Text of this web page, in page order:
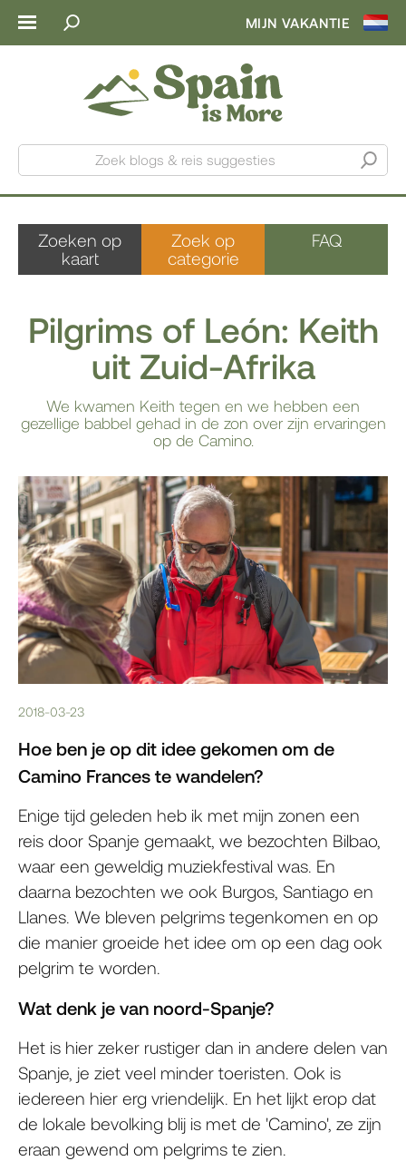
MIJN VAKANTIE
Zoek blogs & reis suggesties
Zoeken op
kaart
Zoek op
categorie
FAQ
Pilgrims of León: Keith
uit Zuid-Afrika
We kwamen Keith tegen en we hebben een
gezellige babbel gehad in de zon over zijn ervaringen
op de Camino.
2018-03-23
Hoe ben je op dit idee gekomen om de
Camino Frances te wandelen?
Enige tijd geleden heb ik met mijn zonen een
reis door Spanje gemaakt, we bezochten Bilbao,
waar een geweldig muziekfestival was. En
daarna bezochten we ook Burgos, Santiago en
Llanes. We bleven pelgrims tegenkomen en op
die manier groeide het idee om op een dag ook
pelgrim te worden.
Wat denk je van noord-Spanje?
Het is hier zeker rustiger dan in andere delen van
Spanje, je ziet veel minder toeristen. Ook is
iedereen hier erg vriendelijk. En het lijkt erop dat
de lokale bevolking blij is met de 'Camino', ze zijn
eraan gewend om pelgrims te zien.